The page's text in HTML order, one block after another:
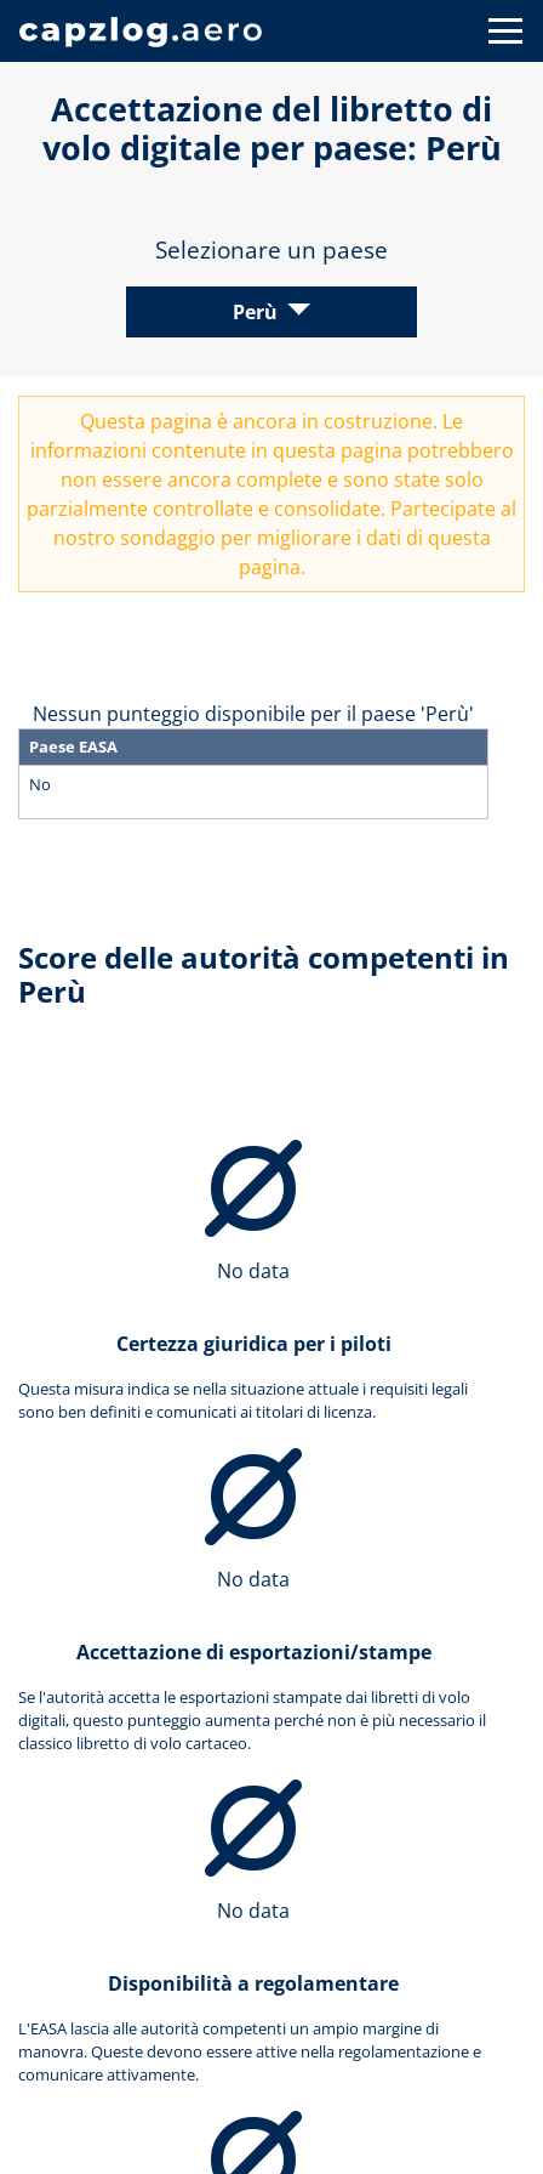
Accettazione del libretto di
volo digitale per paese: Perù
Selezionare un paese
Perù
Questa pagina è ancora in costruzione. Le
informazioni contenute in questa pagina potrebbero
non essere ancora complete e sono state solo
parzialmente controllate e consolidate. Partecipate al
nostro sondaggio per migliorare i dati di questa
pagina.
Nessun punteggio disponibile per il paese 'Perù'
Paese EASA
No
Score delle autorità competenti in
Perù
No data
Certezza giuridica per i piloti
Questa misura indica se nella situazione attuale i requisiti legali
sono ben definiti e comunicati ai titolari di licenza.
No data
Accettazione di esportazioni/stampe
Se l'autorità accetta le esportazioni stampate dai libretti di volo
digitali, questo punteggio aumenta perché non è più necessario il
classico libretto di volo cartaceo.
No data
Disponibilità a regolamentare
L'EASA lascia alle autorità competenti un ampio margine di
manovra. Queste devono essere attive nella regolamentazione e
comunicare attivamente.